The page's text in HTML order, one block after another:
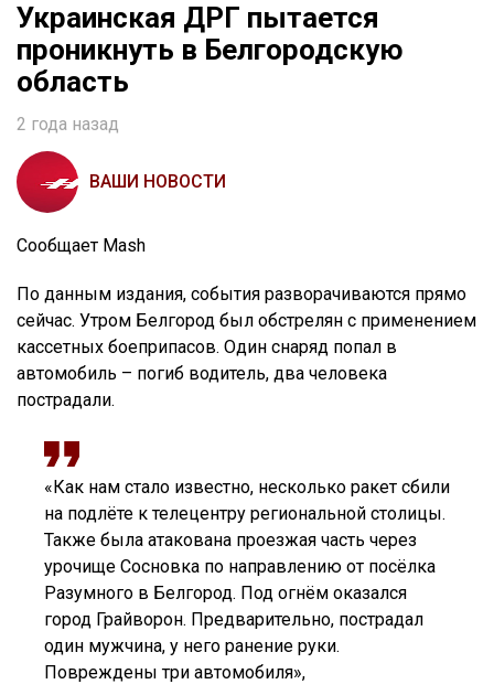
Украинская ДРГ пытается
проникнуть в Белгородскую
область
2 года назад
ВАШИ НОВОСТИ
Cообщает Mash
По данным издания, события разворачиваются прямо
сейчас. Утром Белгород был обстрелян с применением
кассетных боеприпасов. Один снаряд попал в
автомобиль – погиб водитель, два человека
пострадали.
«Как нам стало известно, несколько ракет сбили
на подлёте к телецентру региональной столицы.
Также была атакована проезжая часть через
урочище Сосновка по направлению от посёлка
Разумного в Белгород. Под огнём оказался
город Грайворон. Предварительно, пострадал
один мужчина, у него ранение руки.
Повреждены три автомобиля»,